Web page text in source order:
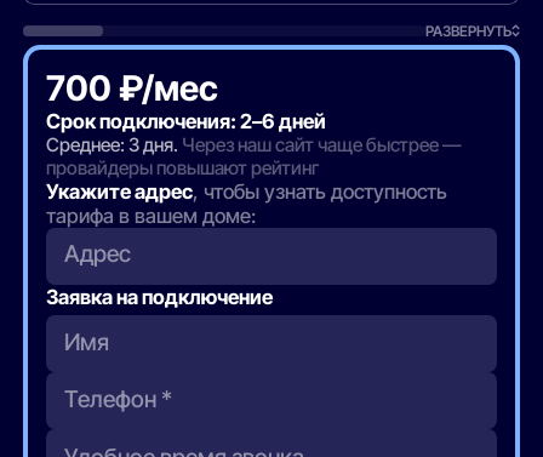
РАЗВЕРНУТЬ
700 ₽/мес
Срок подключения: 2–6 дней
Среднее: 3 дня. Через наш сайт чаще быстрее —
провайдеры повышают рейтинг
Укажите адрес, чтобы узнать доступность
тарифа в вашем доме:
Адрес
Заявка на подключение